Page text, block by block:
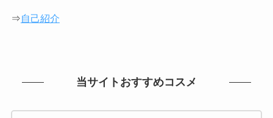
⇒自己紹介
当サイトおすすめコスメ